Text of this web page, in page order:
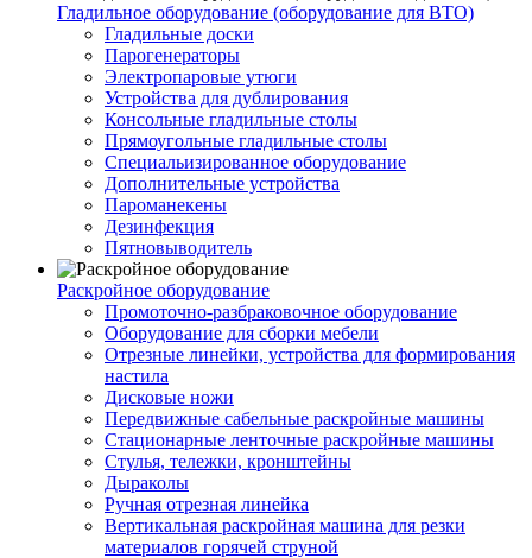
Гладильное оборудование (оборудование для ВТО)
Гладильные доски
Парогенераторы
Электропаровые утюги
Устройства для дублирования
Консольные гладильные столы
Прямоугольные гладильные столы
Специальизированное оборудование
Дополнительные устройства
Пароманекены
Дезинфекция
Пятновыводитель
Раскройное оборудование
Промоточно-разбраковочное оборудование
Оборудование для сборки мебели
Отрезные линейки, устройства для формирования
настила
Дисковые ножи
Передвижные сабельные раскройные машины
Стационарные ленточные раскройные машины
Стулья, тележки, кронштейны
Дыраколы
Ручная отрезная линейка
Вертикальная раскройная машина для резки
материалов горячей струной